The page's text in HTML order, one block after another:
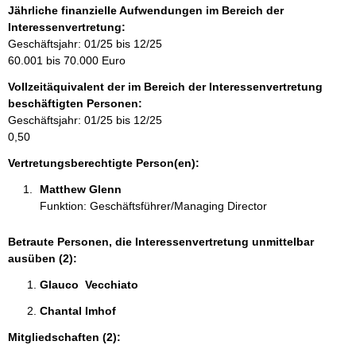
o
r
m
a
i
o
n
e
n
Jährliche finanzielle Aufwendungen im Bereich der
Interessenvertretung:
Geschäftsjahr: 01/25 bis 12/25
60.001 bis 70.000 Euro
Vollzeitäquivalent der im Bereich der Interessenvertretung
beschäftigten Personen:
Geschäftsjahr: 01/25 bis 12/25
0,50
Vertretungsberechtigte Person(en):
Matthew Glenn
Funktion: Geschäftsführer/Managing Director
Betraute Personen, die Interessenvertretung unmittelbar
ausüben (2):
Glauco  Vecchiato
Chantal Imhof
Mitgliedschaften (2):